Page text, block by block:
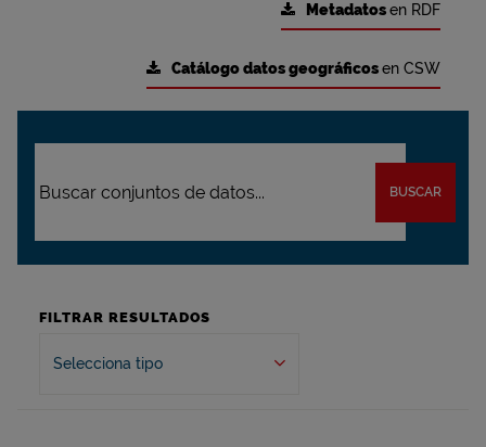
Metadatosen RDF
Catálogo datos geográficosen CSW
BUSCAR
FILTRAR RESULTADOS
Selecciona tipo